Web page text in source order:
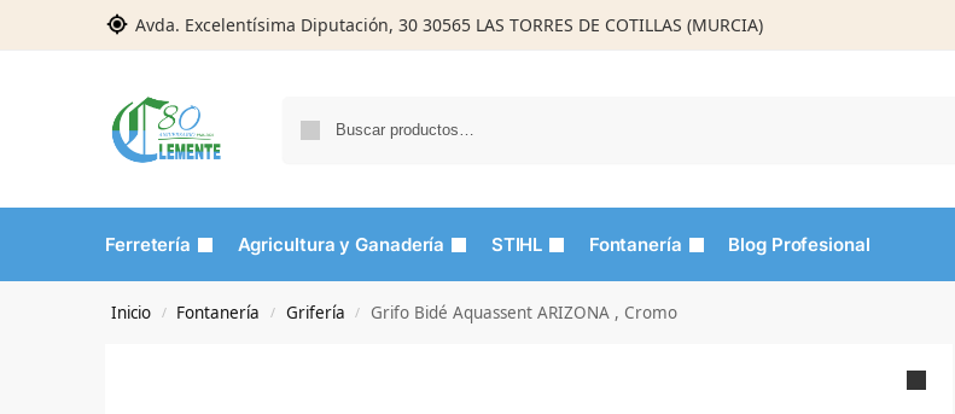
Avda. Excelentísima Diputación, 30 30565 LAS TORRES DE COTILLAS (MURCIA)
Ferretería Agricultura y Ganadería STIHL Fontanería Blog Profesional
Inicio / Fontanería / Grifería / Grifo Bidé Aquassent ARIZONA , Cromo